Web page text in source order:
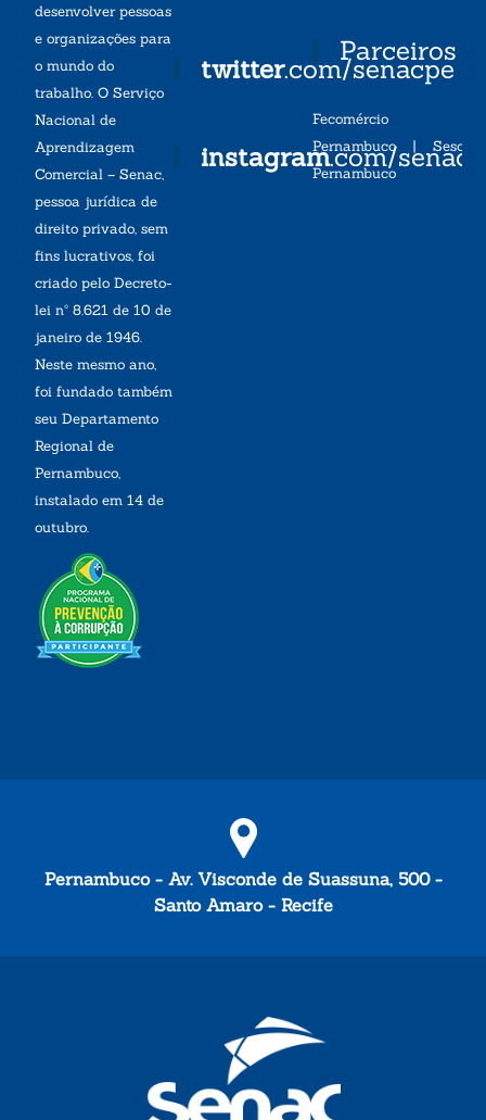
desenvolver pessoas
e organizações para
o mundo do
trabalho. O Serviço
Nacional de
Aprendizagem
Comercial – Senac,
pessoa jurídica de
direito privado, sem
fins lucrativos, foi
criado pelo Decreto-
lei nº 8.621 de 10 de
janeiro de 1946.
Neste mesmo ano,
foi fundado também
seu Departamento
Regional de
Pernambuco,
instalado em 14 de
outubro.
twitter.com/senacpe
instagram.com/
Parceiros
Fecomércio
Pernambuco| Sesc
Pernambuco
Pernambuco - Av. Visconde de Suassuna, 500 -
Santo Amaro - Recife